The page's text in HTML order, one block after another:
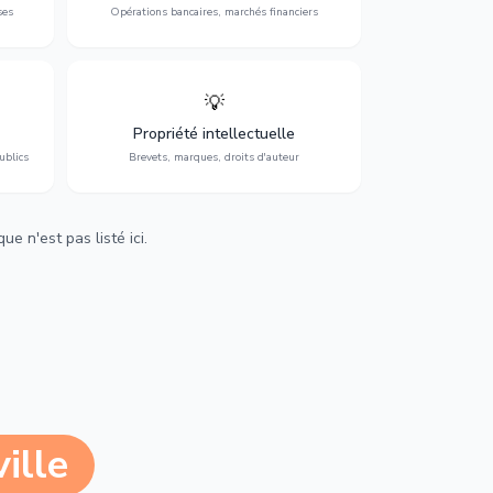
Opérations bancaires, marchés financiers
💡
Propriété intellectuelle
Brevets, marques, droits d'auteur
Protection de vos créations : brevets,
marques, droits d'auteur et lutte contre la
contrefaçon.
n'est pas listé ici.